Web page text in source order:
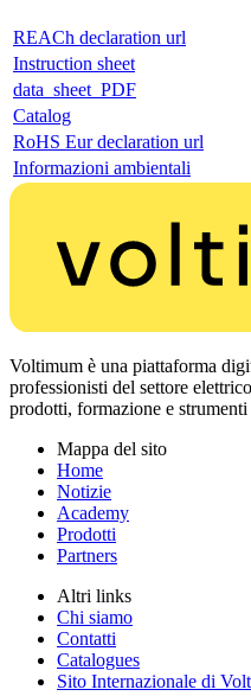
REACh declaration url
Instruction sheet
data_sheet_PDF
Catalog
RoHS Eur declaration url
Informazioni ambientali
Voltimum è una piattaforma
professionisti del settore
prodotti, formazione e
Mappa del sito
Home
Notizie
Academy
Prodotti
Partners
Altri links
Chi siamo
Contatti
Catalogues
Sito Internazionale di